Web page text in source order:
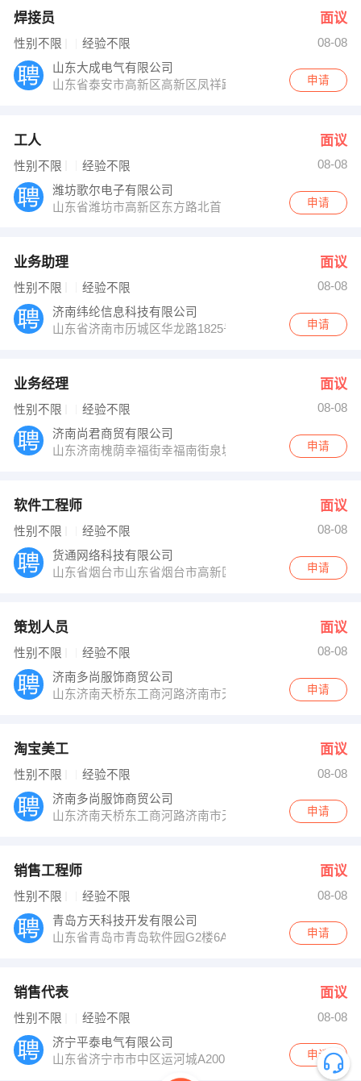
焊接员 面议
性别不限 经验不限
08-08
山东大成电气有限公司
山东省泰安市高新区高新区凤祥路西规划支路北申请
工人 面议
性别不限 经验不限
08-08
潍坊歌尔电子有限公司
山东省潍坊市高新区东方路北首
申请
业务助理 面议
性别不限 经验不限
08-08
济南纬纶信息科技有限公司
山东省济南市历城区华龙路1825号嘉恒商务大厦A座9层
申请
业务经理 面议
性别不限 经验不限
08-08
济南尚君商贸有限公司
山东济南槐荫幸福街幸福南街泉城花园
申请
软件工程师 面议
性别不限 经验不限
08-08
货通网络科技有限公司
山东省烟台市山东省烟台市高新区航天路101号大学生创
申请
策划人员 面议
性别不限 经验不限
08-08
济南多尚服饰商贸公司
山东济南天桥东工商河路济南市天桥区凤凰山
申请
淘宝美工 面议
性别不限 经验不限
08-08
济南多尚服饰商贸公司
山东济南天桥东工商河路济南市天桥区凤凰山
申请
销售工程师 面议
性别不限 经验不限
08-08
青岛方天科技开发有限公司
山东省青岛市青岛软件园G2楼6A
申请
销售代表 面议
性别不限 经验不限
08-08
济宁平泰电气有限公司
山东省济宁市市中区运河城A2001室
申请